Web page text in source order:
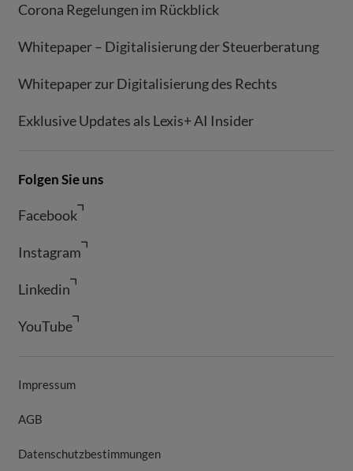
Corona Regelungen im Rückblick
Whitepaper – Digitalisierung der Steuerberatung
Whitepaper zur Digitalisierung des Rechts
Exklusive Updates als Lexis+ AI Insider
Folgen Sie uns
Facebook
Instagram
Linkedin
YouTube
Impressum
AGB
Datenschutzbestimmungen